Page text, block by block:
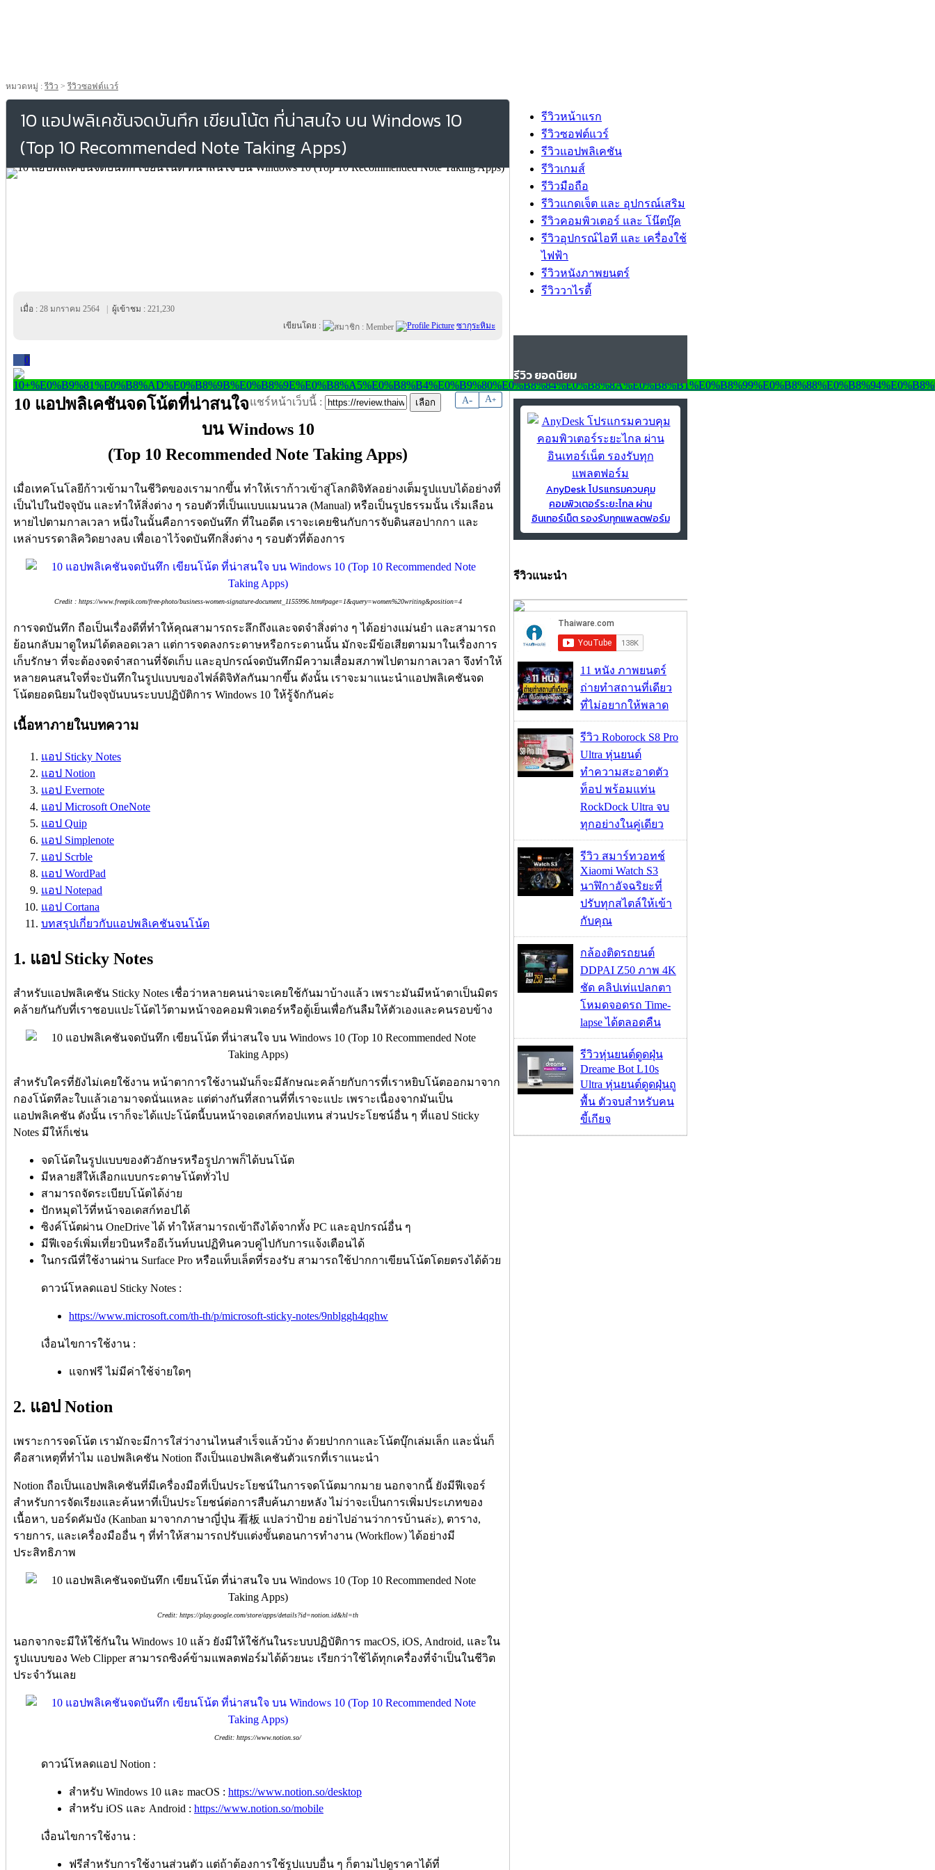
หมวดหมู่ :รีวิว >รีวิวซอฟต์แวร์
10 แอปพลิเคชันจดบันทึก เขียนโน้ต ที่น่าสนใจ บน Windows 10
(Top 10 Recommended Note Taking Apps)
เมื่อ : 28 มกราคม 2564 ผู้เข้าชม : 221,230
เขียนโดย :
ซากุระหิมะ
0
A- A+
แชร์หน้าเว็บนี้ :
10 แอปพลิเคชันจดโน้ตที่น่าสนใจ
บน Windows 10
(Top 10 Recommended Note Taking Apps)
เมื่อเทคโนโลยีก้าวเข้ามาในชีวิตของเรามากขึ้น ทำให้เราก้าวเข้าสู่โลกดิจิทัลอย่างเต็มรูปแบบได้อย่างที่
เป็นไปในปัจจุบัน และทำให้สิ่งต่าง ๆ รอบตัวที่เป็นแบบแมนนวล (Manual) หรือเป็นรูปธรรมนั้น เริ่มเลือน
หายไปตามกาลเวลา หนึ่งในนั้นคือการจดบันทึก ที่ในอดีต เราจะเคยชินกับการจับดินสอปากกา และ
เหล่าบรรดาลิควิดยางลบ เพื่อเอาไว้จดบันทึกสิ่งต่าง ๆ รอบตัวที่ต้องการ
Credit : https://www.freepik.com/free-photo/business-women-signature-document_1155996.htm#page=1&query=women%20writing&position=4
การจดบันทึก ถือเป็นเรื่องดีที่ทำให้คุณสามารถระลึกถึงและจดจำสิ่งต่าง ๆ ได้อย่างแม่นยำ และสามารถ
ย้อนกลับมาดูใหม่ได้ตลอดเวลา แต่การจดลงกระดาษหรือกระดานนั้น มักจะมีข้อเสียตามมาในเรื่องการ
เก็บรักษา ที่จะต้องจดจำสถานที่จัดเก็บ และอุปกรณ์จดบันทึกมีความเสื่อมสภาพไปตามกาลเวลา จึงทำให้
หลายคนสนใจที่จะบันทึกในรูปแบบของไฟล์ดิจิทัลกันมากขึ้น ดังนั้น เราจะมาแนะนำแอปพลิเคชันจด
โน้ตยอดนิยมในปัจจุบันบนระบบปฏิบัติการ Windows 10 ให้รู้จักกันค่ะ
เนื้อหาภายในบทความ
แอป Sticky Notes
แอป Notion
แอป Evernote
แอป Microsoft OneNote
แอป Quip
แอป Simplenote
แอป Scrble
แอป WordPad
แอป Notepad
แอป Cortana
บทสรุปเกี่ยวกับแอปพลิเคชันจนโน้ต
1. แอป Sticky Notes
สำหรับแอปพลิเคชัน Sticky Notes เชื่อว่าหลายคนน่าจะเคยใช้กันมาบ้างแล้ว เพราะมันมีหน้าตาเป็นมิตร
คล้ายกันกับที่เราชอบแปะโน้ตไว้ตามหน้าจอคอมพิวเตอร์หรือตู้เย็นเพื่อกันลืมให้ตัวเองและคนรอบข้าง
สำหรับใครที่ยังไม่เคยใช้งาน หน้าตาการใช้งานมันก็จะมีลักษณะคล้ายกับการที่เราหยิบโน้ตออกมาจาก
กองโน้ตทีละใบแล้วเอามาจดนั่นแหละ แต่ต่างกันที่สถานที่ที่เราจะแปะ เพราะเนื่องจากมันเป็น
แอปพลิเคชัน ดังนั้น เราก็จะได้แปะโน้ตนี้บนหน้าจอเดสก์ทอปแทน ส่วนประโยชน์อื่น ๆ ที่แอป Sticky
Notes มีให้ก็เช่น
จดโน้ตในรูปแบบของตัวอักษรหรือรูปภาพก็ได้บนโน้ต
มีหลายสีให้เลือกแบบกระดาษโน้ตทั่วไป
สามารถจัดระเบียบโน้ตได้ง่าย
ปักหมุดไว้ที่หน้าจอเดสก์ทอปได้
ซิงค์โน้ตผ่าน OneDrive ได้ ทำให้สามารถเข้าถึงได้จากทั้ง PC และอุปกรณ์อื่น ๆ
มีฟีเจอร์เพิ่มเที่ยวบินหรืออีเว้นท์บนปฏิทินควบคู่ไปกับการแจ้งเตือนได้
ในกรณีที่ใช้งานผ่าน Surface Pro หรือแท็บเล็ตที่รองรับ สามารถใช้ปากกาเขียนโน้ตโดยตรงได้ด้วย
ดาวน์โหลดแอป Sticky Notes :
https://www.microsoft.com/th-th/p/microsoft-sticky-notes/9nblggh4qghw
เงื่อนไขการใช้งาน :
แจกฟรี ไม่มีค่าใช้จ่ายใดๆ
2. แอป Notion
เพราะการจดโน้ต เรามักจะมีการใส่ว่างานไหนสำเร็จแล้วบ้าง ด้วยปากกาและโน้ตบุ๊กเล่มเล็ก และนั่นก็
คือสาเหตุที่ทำไม แอปพลิเคชัน Notion ถึงเป็นแอปพลิเคชันตัวแรกที่เราแนะนำ
Notion ถือเป็นแอปพลิเคชันที่มีเครื่องมือที่เป็นประโยชน์ในการจดโน้ตมากมาย นอกจากนี้ ยังมีฟีเจอร์
สำหรับการจัดเรียงและค้นหาที่เป็นประโยชน์ต่อการสืบค้นภายหลัง ไม่ว่าจะเป็นการเพิ่มประเภทของ
เนื้อหา, บอร์ดคัมบัง (Kanban มาจากภาษาญี่ปุ่น 看板 แปลว่าป้าย อย่าไปอ่านว่าการบ้านล่ะ), ตาราง,
รายการ, และเครื่องมืออื่น ๆ ที่ทำให้สามารถปรับแต่งขั้นตอนการทำงาน (Workflow) ได้อย่างมี
ประสิทธิภาพ
Credit: https://play.google.com/store/apps/details?id=notion.id&hl=th
นอกจากจะมีให้ใช้กันใน Windows 10 แล้ว ยังมีให้ใช้กันในระบบปฏิบัติการ macOS, iOS, Android, และใน
รูปแบบของ Web Clipper สามารถซิงค์ข้ามแพลตฟอร์มได้ด้วยนะ เรียกว่าใช้ได้ทุกเครื่องที่จำเป็นในชีวิต
ประจำวันเลย
Credit: https://www.notion.so/
ดาวน์โหลดแอป Notion :
สำหรับ Windows 10 และ macOS : https://www.notion.so/desktop
สำหรับ iOS และ Android : https://www.notion.so/mobile
เงื่อนไขการใช้งาน :
ฟรีสำหรับการใช้งานส่วนตัว แต่ถ้าต้องการใช้รูปแบบอื่น ๆ ก็ตามไปดูราคาได้ที่
รีวิวหน้าแรก
รีวิวซอฟต์แวร์
รีวิวแอปพลิเคชัน
รีวิวเกมส์
รีวิวมือถือ
รีวิวแกดเจ็ต และ อุปกรณ์เสริม
รีวิวคอมพิวเตอร์ และ โน๊ตบุ๊ค
รีวิวอุปกรณ์ไอที และ เครื่องใช้
ไฟฟ้า
รีวิวหนังภาพยนตร์
รีวิววาไรตี้
รีวิว ยอดนิยม
AnyDesk โปรแกรมควบคุม
คอมพิวเตอร์ระยะไกล ผ่าน
อินเทอร์เน็ต รองรับทุกแพลตฟอร์ม
รีวิวแนะนำ
11 หนัง ภาพยนตร์
ถ่ายทำสถานที่เดียว
ที่ไม่อยากให้พลาด
รีวิว Roborock S8 Pro
Ultra หุ่นยนต์
ทำความสะอาดตัว
ท็อป พร้อมแท่น
RockDock Ultra จบ
ทุกอย่างในคู่เดียว
รีวิว สมาร์ทวอทช์
Xiaomi Watch S3
นาฬิกาอัจฉริยะที่
ปรับทุกสไตล์ให้เข้า
กับคุณ
กล้องติดรถยนต์
DDPAI Z50 ภาพ 4K
ชัด คลิปเท่แปลกตา
โหมดจอดรถ Time-
lapse ได้ตลอดคืน
รีวิวหุ่นยนต์ดูดฝุ่น
Dreame Bot L10s
Ultra หุ่นยนต์ดูดฝุ่นถู
พื้น ตัวจบสำหรับคน
ขี้เกียจ